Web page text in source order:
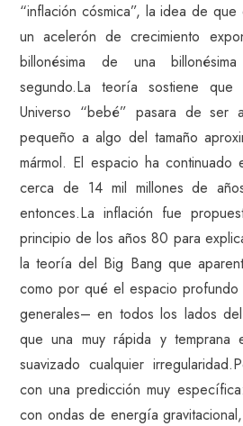
“inflación cósmica”, la idea de
un acelerón de crecimiento
billonésima de una
segundo.La teoría sostiene
Universo “bebé” pasara de ser
pequeño a algo del tamaño
mármol. El espacio ha continuado
cerca de 14 mil millones de
entonces.La inflación fue
principio de los años 80 para
la teoría del Big Bang que
como por qué el espacio
generales– en todos los lados
que una muy rápida y temprana
suavizado cualquier
con una predicción muy
con ondas de energía